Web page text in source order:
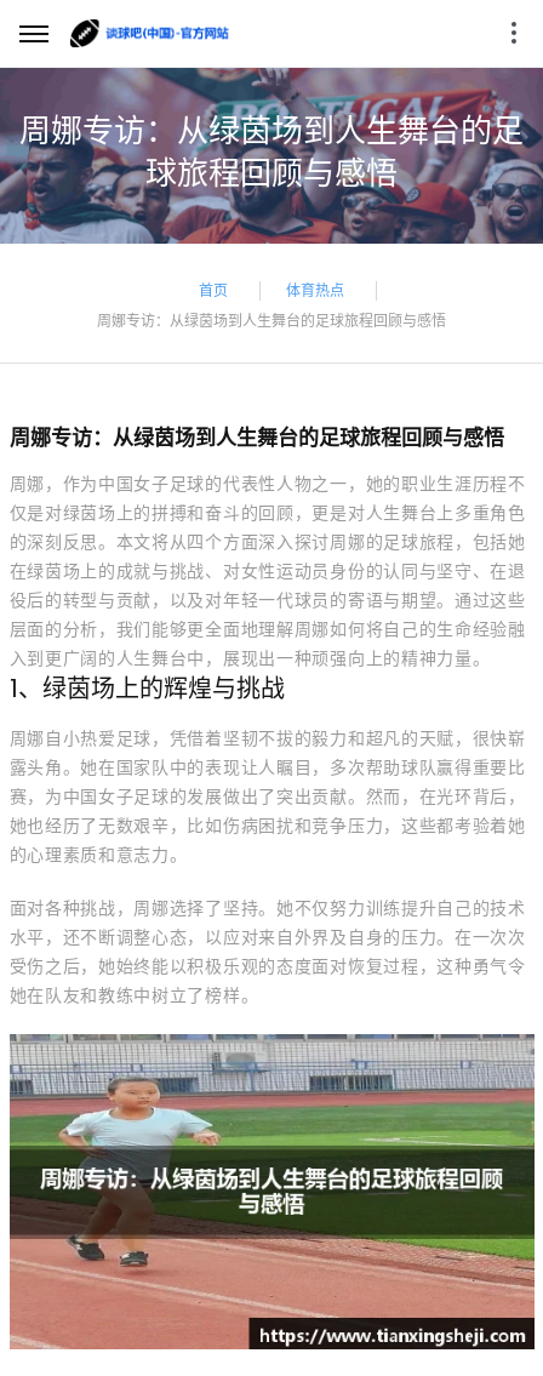
周娜专访：从绿茵场到人生舞台的足
球旅程回顾与感悟
首页
体育热点
周娜专访：从绿茵场到人生舞台的足球旅程回顾与感悟
周娜专访：从绿茵场到人生舞台的足球旅程回顾与感悟
周娜，作为中国女子足球的代表性人物之一，她的职业生涯历程不
仅是对绿茵场上的拼搏和奋斗的回顾，更是对人生舞台上多重角色
的深刻反思。本文将从四个方面深入探讨周娜的足球旅程，包括她
在绿茵场上的成就与挑战、对女性运动员身份的认同与坚守、在退
役后的转型与贡献，以及对年轻一代球员的寄语与期望。通过这些
层面的分析，我们能够更全面地理解周娜如何将自己的生命经验融
入到更广阔的人生舞台中，展现出一种顽强向上的精神力量。
1、绿茵场上的辉煌与挑战
周娜自小热爱足球，凭借着坚韧不拔的毅力和超凡的天赋，很快崭
露头角。她在国家队中的表现让人瞩目，多次帮助球队赢得重要比
赛，为中国女子足球的发展做出了突出贡献。然而，在光环背后，
她也经历了无数艰辛，比如伤病困扰和竞争压力，这些都考验着她
的心理素质和意志力。
面对各种挑战，周娜选择了坚持。她不仅努力训练提升自己的技术
水平，还不断调整心态，以应对来自外界及自身的压力。在一次次
受伤之后，她始终能以积极乐观的态度面对恢复过程，这种勇气令
她在队友和教练中树立了榜样。